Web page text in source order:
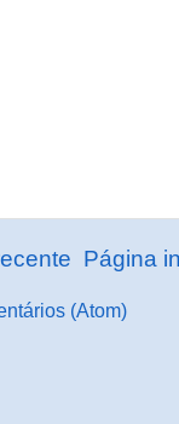
Página
(Atom)